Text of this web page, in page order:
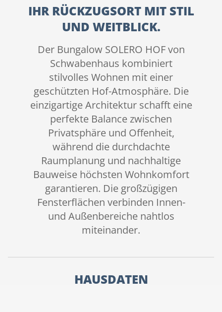
IHR RÜCKZUGSORT MIT STIL
UND WEITBLICK.
Der Bungalow SOLERO HOF von
Schwabenhaus kombiniert
stilvolles Wohnen mit einer
geschützten Hof-Atmosphäre. Die
einzigartige Architektur schafft eine
perfekte Balance zwischen
Privatsphäre und Offenheit,
während die durchdachte
Raumplanung und nachhaltige
Bauweise höchsten Wohnkomfort
garantieren. Die großzügigen
Fensterflächen verbinden Innen-
und Außenbereiche nahtlos
miteinander.
HAUSDATEN